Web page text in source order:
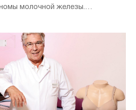
молочной железы.
о результатах
Katherine и новых